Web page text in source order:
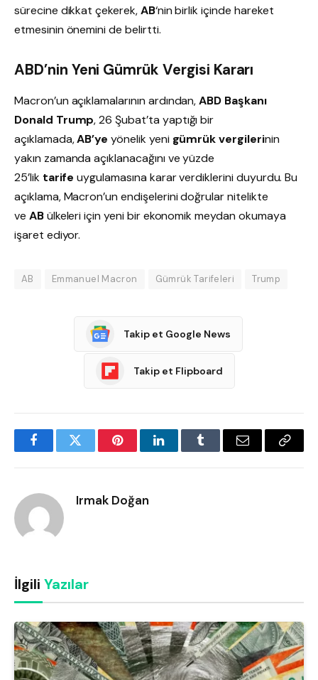
sürecine dikkat çekerek,AB‘nin birlik içinde hareket
etmesinin önemini de belirtti.
ABD’nin Yeni Gümrük Vergisi Kararı
Macron’un açıklamalarının ardından,ABD Başkanı
Donald Trump, 26 Şubat’ta yaptığı bir
açıklamada,AB’ye yönelik yeni gümrük vergilerinin
yakın zamanda açıklanacağını ve yüzde
25’lik tarife uygulamasına karar verdiklerini duyurdu. Bu
açıklama, Macron’un endişelerini doğrular nitelikte
ve ABülkeleri için yeni bir ekonomik meydan okumaya
işaret ediyor.
AB Emmanuel Macron Gümrük Tarifeleri Trump
Takip et Google News
Takip et Flipboard
FacebookTwitter PinterestLinkedInTumblr Email
Copy
Irmak Doğan
İlgili Yazılar